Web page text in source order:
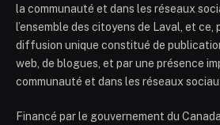
la communauté et dans les réseaux
l’ensemble des citoyens de Laval, et ce,
diffusion unique constitué de
web, de blogues, et par une présence
communauté et dans les réseaux
Financé par le gouvernement du Canada